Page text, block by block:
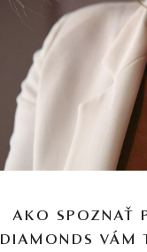
AKO SPOZNAŤ
DIAMONDS VÁM